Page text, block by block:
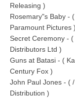
Releasing )
Rosemary"s Baby -
Paramount Pictures )
Secret Ceremony -
Distributors Ltd )
Guns at Batasi - (
Century Fox )
John Paul Jones - (
Distribution )